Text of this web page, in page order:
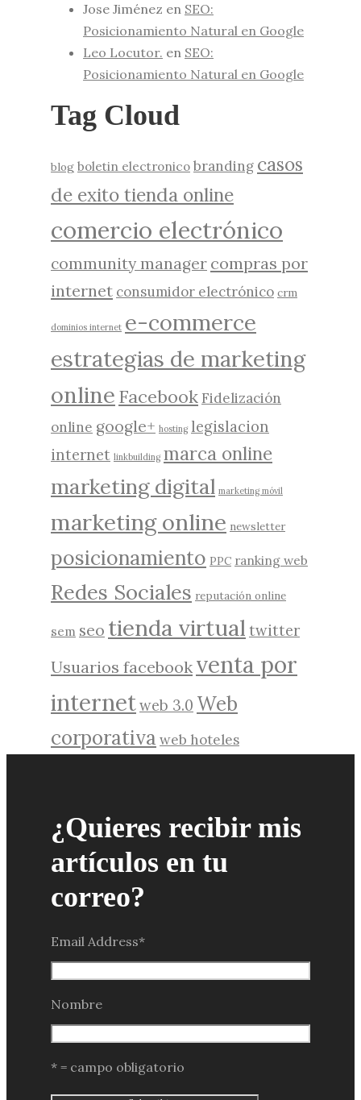
Jose Jiménez en SEO:
Posicionamiento Natural en Google
Leo Locutor. en SEO:
Posicionamiento Natural en Google
Tag Cloud
blog boletin electronico branding casos
de exito tienda online
comercio electrónico
community manager compras por
internet consumidor electrónico crm
dominios internet e-commerce
estrategias de marketing
online Facebook Fidelización
online google+ hosting legislacion
internet linkbuilding marca online
marketing digital marketing móvil
marketing online newsletter
posicionamiento PPC ranking web
Redes Sociales reputación online
sem seo tienda virtual twitter
Usuarios facebook venta por
internetweb 3.0 Web
corporativa web hoteles
¿Quieres recibir mis
artículos en tu
correo?
Email Address*
Nombre
* = campo obligatorio